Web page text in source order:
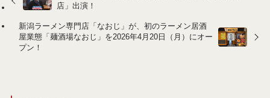
店」出演！
新潟ラーメン専門店「なおじ」が、初のラーメン居酒
屋業態「麺酒場なおじ」を2026年4月20日（月）にオー
プン！